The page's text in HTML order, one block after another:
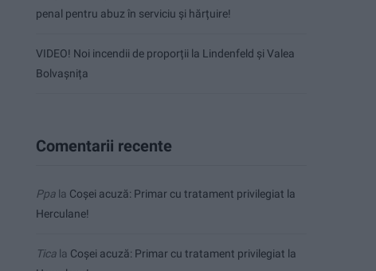
penal pentru abuz în serviciu și hărțuire!
VIDEO! Noi incendii de proporții la Lindenfeld și Valea
Bolvașnița
Comentarii recente
Ppa la Coșei acuză: Primar cu tratament privilegiat la
Herculane!
Tica la Coșei acuză: Primar cu tratament privilegiat la